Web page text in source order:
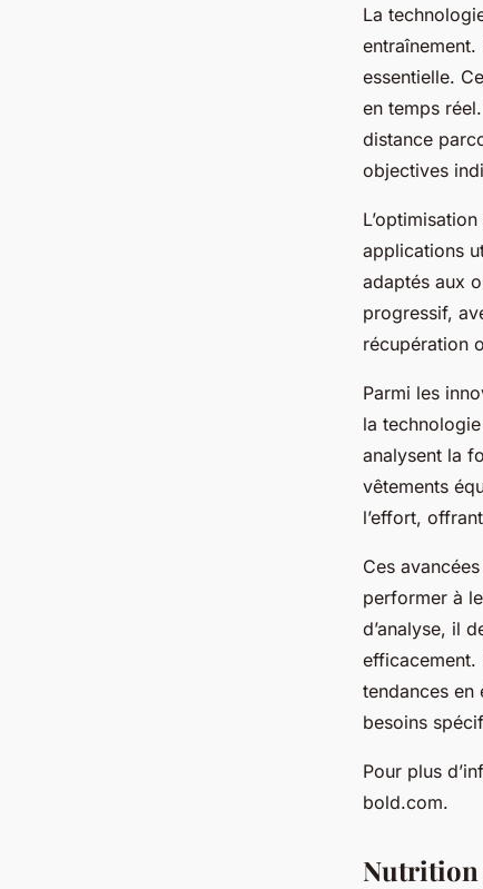
La
essentielle.
en temps
distance
objectives
applications
adaptés aux
progressif,
récupération
Parmi les
la
analysent la
vêtements
l’effort,
Ces
performer à
d’analyse, il
efficacement.
tendances en
besoins
Pour plus
bold.com.
Nutrition